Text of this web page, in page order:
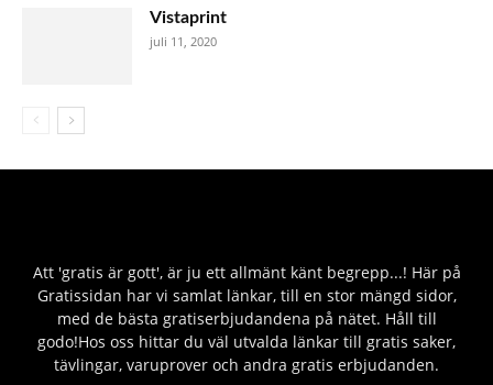
Vistaprint
juli 11, 2020
Att 'gratis är gott', är ju ett allmänt känt begrepp...! Här på
Gratissidan har vi samlat länkar, till en stor mängd sidor,
med de bästa gratiserbjudandena på nätet. Håll till
godo!Hos oss hittar du väl utvalda länkar till gratis saker,
tävlingar, varuprover och andra gratis erbjudanden.